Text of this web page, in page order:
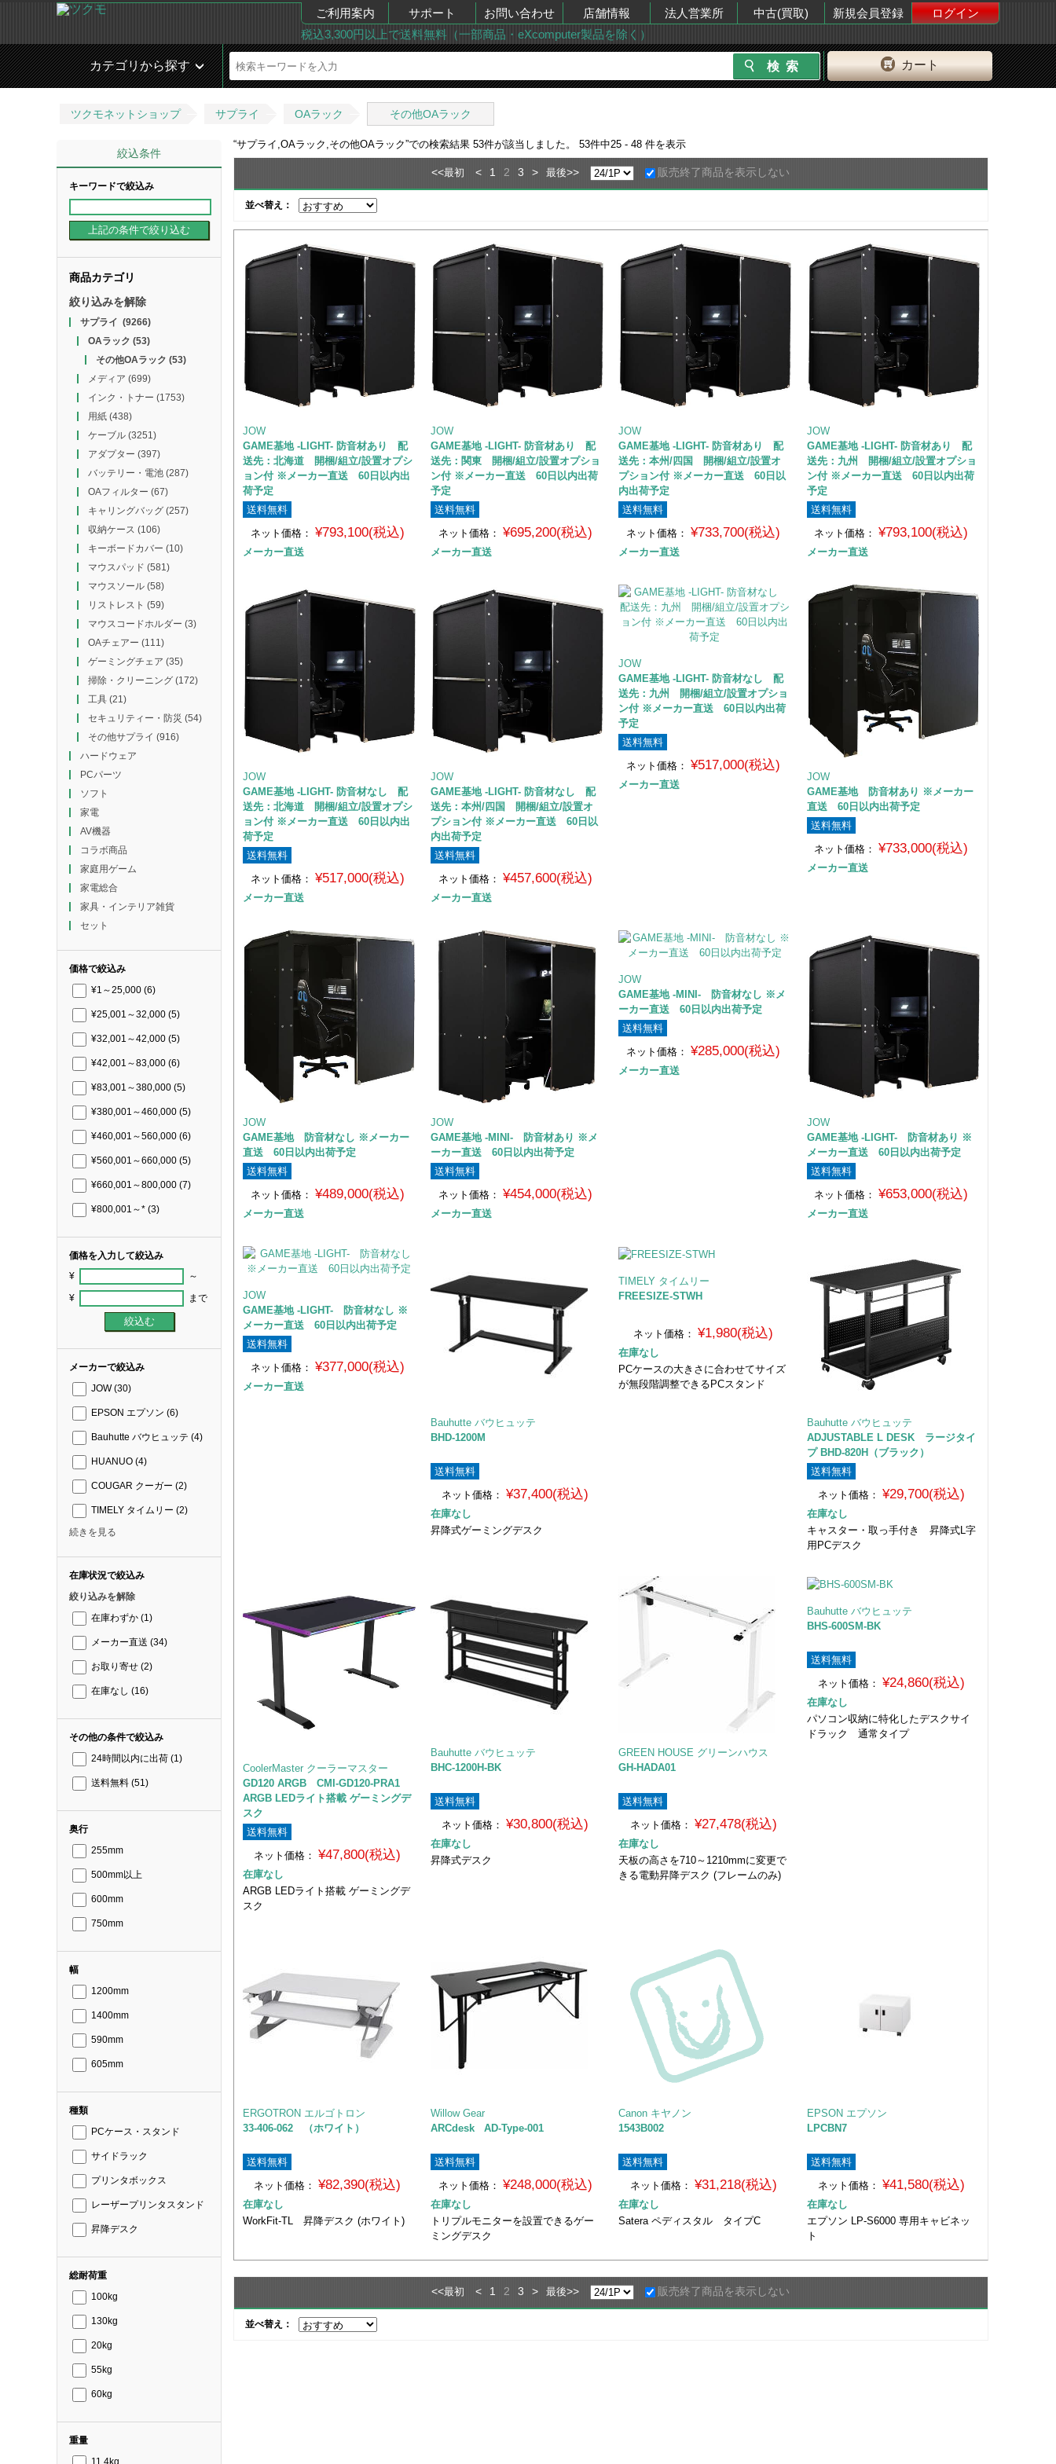
ご利用案内 サポート お問い合わせ 店舗情報 法人営業所 中古(買取) 新規会員登録
ログイン
税込3,300円以上で送料無料（一部商品・eXcomputer製品を除く）
カート
カテゴリから探す
ツクモネットショップ サプライ OAラック その他OAラック
絞込条件
キーワードで絞込み
商品カテゴリ
絞り込みを解除
サプライ (9266)
OAラック (53)
その他OAラック (53)
メディア (699)
インク・トナー (1753)
用紙(438)
ケーブル(3251)
アダプター (397)
バッテリー・電池(287)
OAフィルター (67)
キャリングバッグ(257)
収納ケース (106)
キーボードカバー (10)
マウスパッド (581)
マウスソール(58)
リストレスト (59)
マウスコードホルダー (3)
OAチェアー (111)
ゲーミングチェア (35)
掃除・クリーニング(172)
工具(21)
セキュリティー・防災 (54)
その他サプライ (916)
ハードウェア
PCパーツ
ソフト
家電
AV機器
コラボ商品
家庭用ゲーム
家電総合
家具・インテリア雑貨
セット
価格で絞込み
¥1～25,000 (6)
¥25,001～32,000 (5)
¥32,001～42,000 (5)
¥42,001～83,000 (6)
¥83,001～380,000 (5)
¥380,001～460,000 (5)
¥460,001～560,000 (6)
¥560,001～660,000 (5)
¥660,001～800,000 (7)
¥800,001～* (3)
価格を入力して絞込み
¥ ～
¥ まで
メーカーで絞込み
JOW(30)
EPSON エプソン (6)
Bauhutte バウヒュッテ (4)
HUANUO (4)
COUGAR クーガー (2)
TIMELY タイムリー (2)
続きを見る
在庫状況で絞込み
絞り込みを解除
在庫わずか (1)
メーカー直送 (34)
お取り寄せ (2)
在庫なし (16)
その他の条件で絞込み
24時間以内に出荷 (1)
送料無料 (51)
奥行
255mm
500mm以上
600mm
750mm
幅
1200mm
1400mm
590mm
605mm
種類
PCケース・スタンド
サイドラック
プリンタボックス
レーザープリンタスタンド
昇降デスク
総耐荷重
100kg
130kg
20kg
55kg
60kg
重量
11.4kg
“サプライ,OAラック,その他OAラック”での検索結果 53件が該当しました。 53件中25 - 48 件を表示
<<最初 < 1 2 3 > 最後>> 販売終了商品を表示しない
並べ替え：
JOW
GAME基地 -LIGHT- 防音材あり 配
送先：北海道 開梱/組立/設置オプシ
ョン付 ※メーカー直送 60日以内出
荷予定
送料無料
ネット価格： ¥793,100(税込)
メーカー直送
JOW
GAME基地 -LIGHT- 防音材あり 配
送先：関東 開梱/組立/設置オプショ
ン付 ※メーカー直送 60日以内出荷
予定
送料無料
ネット価格： ¥695,200(税込)
メーカー直送
JOW
GAME基地 -LIGHT- 防音材あり 配
送先：本州/四国 開梱/組立/設置オ
プション付 ※メーカー直送 60日以
内出荷予定
送料無料
ネット価格：
¥733,700(税込)
メーカー直送
JOW
GAME基地 -LIGHT- 防音材あり 配
送先：九州 開梱/組立/設置オプショ
ン付 ※メーカー直送 60日以内出荷
予定
送料無料
ネット価格：
¥793,100(税込)
メーカー直送
JOW
GAME基地 -LIGHT- 防音材なし 配
送先：北海道 開梱/組立/設置オプシ
ョン付 ※メーカー直送 60日以内出
荷予定
送料無料
ネット価格： ¥517,000(税込)
メーカー直送
JOW
GAME基地 -LIGHT- 防音材なし 配
送先：本州/四国 開梱/組立/設置オ
プション付 ※メーカー直送 60日以
内出荷予定
送料無料
ネット価格： ¥457,600(税込)
メーカー直送
JOW
GAME基地 -LIGHT- 防音材なし 配
送先：九州 開梱/組立/設置オプショ
ン付 ※メーカー直送 60日以内出荷
予定
送料無料
ネット価格：
¥517,000(税込)
メーカー直送
JOW
GAME基地 防音材あり ※メーカー
直送 60日以内出荷予定
送料無料
ネット価格：
¥733,000(税込)
メーカー直送
JOW
GAME基地 防音材なし ※メーカー
直送 60日以内出荷予定
送料無料
ネット価格： ¥489,000(税込)
メーカー直送
JOW
GAME基地 -MINI- 防音材あり ※メ
ーカー直送 60日以内出荷予定
送料無料
ネット価格： ¥454,000(税込)
メーカー直送
JOW
GAME基地 -MINI- 防音材なし ※メ
ーカー直送 60日以内出荷予定
送料無料
ネット価格：
¥285,000(税込)
メーカー直送
JOW
GAME基地 -LIGHT- 防音材あり ※
メーカー直送 60日以内出荷予定
送料無料
ネット価格：
¥653,000(税込)
メーカー直送
JOW
GAME基地 -LIGHT- 防音材なし ※
メーカー直送 60日以内出荷予定
送料無料
ネット価格： ¥377,000(税込)
メーカー直送
Bauhutte バウヒュッテ
BHD-1200M
送料無料
ネット価格：
¥37,400(税込)
在庫なし
昇降式ゲーミングデスク
TIMELY タイムリー
FREESIZE-STWH
ネット価格： ¥1,980(税込)
在庫なし
PCケースの大きさに合わせてサイズ
が無段階調整できるPCスタンド
Bauhutte バウヒュッテ
ADJUSTABLE L DESK ラージタイ
プ BHD-820H（ブラック）
送料無料
ネット価格： ¥29,700(税込)
在庫なし
キャスター・取っ手付き 昇降式L字
用PCデスク
CoolerMaster クーラーマスター
GD120 ARGB CMI-GD120-PRA1
ARGB LEDライト搭載 ゲーミングデ
スク
送料無料
ネット価格：
¥47,800(税込)
在庫なし
ARGB LEDライト搭載 ゲーミングデ
スク
Bauhutte バウヒュッテ
BHC-1200H-BK
送料無料
ネット価格：
¥30,800(税込)
在庫なし
昇降式デスク
GREEN HOUSE グリーンハウス
GH-HADA01
送料無料
ネット価格： ¥27,478(税込)
在庫なし
天板の高さを710～1210mmに変更で
きる電動昇降デスク (フレームのみ)
Bauhutte バウヒュッテ
BHS-600SM-BK
送料無料
ネット価格： ¥24,860(税込)
在庫なし
パソコン収納に特化したデスクサイ
ドラック 通常タイプ
ERGOTRON エルゴトロン
33-406-062 （ホワイト）
送料無料
ネット価格：
¥82,390(税込)
在庫なし
WorkFit-TL 昇降デスク (ホワイト)
Willow Gear
ARCdesk AD-Type-001
送料無料
ネット価格： ¥248,000(税込)
在庫なし
トリプルモニターを設置できるゲー
ミングデスク
Canon キヤノン
1543B002
送料無料
ネット価格： ¥31,218(税込)
在庫なし
Satera ペディスタル タイプC
EPSON エプソン
LPCBN7
送料無料
ネット価格： ¥41,580(税込)
在庫なし
エプソン LP-S6000 専用キャビネッ
ト
<<最初 < 1 2 3 > 最後>> 販売終了商品を表示しない
並べ替え：